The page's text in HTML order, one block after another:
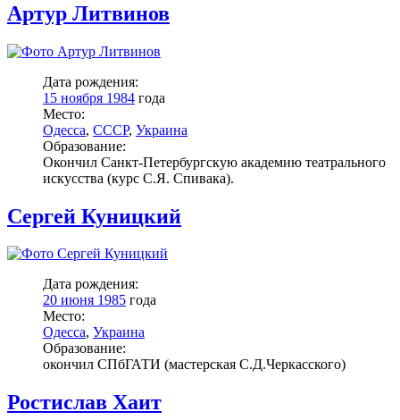
Артур Литвинов
Дата рождения:
15 ноября 1984 года
Место:
Одесса, СССР, Украина
Образование:
Окончил Санкт-Петербургскую академию театрального
искусства (курс С.Я. Спивака).
Сергей Куницкий
Дата рождения:
20 июня 1985 года
Место:
Одесса, Украина
Образование:
окончил СПбГАТИ (мастерская С.Д.Черкасского)
Ростислав Хаит